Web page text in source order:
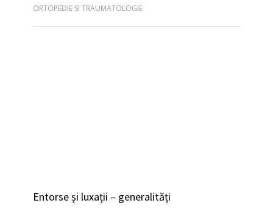
ORTOPEDIE SI TRAUMATOLOGIE
Entorse și luxații – generalități